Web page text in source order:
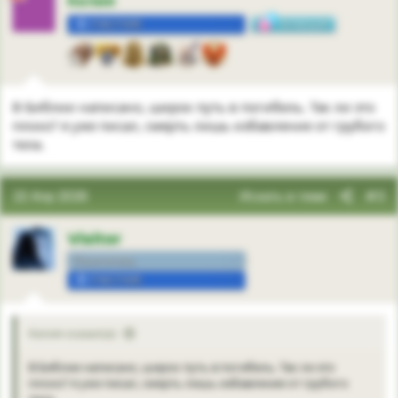
3
В Библии написано, широк путь в погибель. Так ли это
плохо? я уже писал, смерть лишь избавление от грубого
тела.
22 Апр 2026 Искать в теме #3
Visitor
Келия сказал(а):
В Библии написано, широк путь в погибель. Так ли это
плохо? я уже писал, смерть лишь избавление от грубого